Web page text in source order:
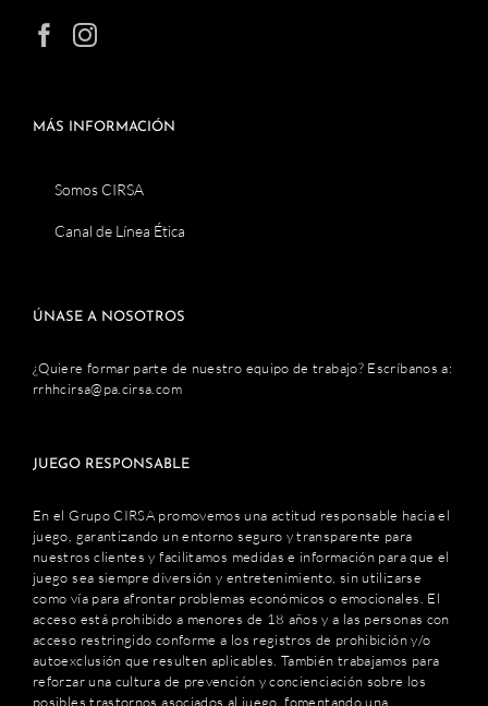
MÁS INFORMACIÓN
Somos CIRSA
Canal de Línea Ética
ÚNASE A NOSOTROS
¿Quiere formar parte de nuestro equipo de trabajo? Escríbanos a:
rrhhcirsa@pa.cirsa.com
JUEGO RESPONSABLE
En el Grupo CIRSA promovemos una actitud responsable hacia el
juego, garantizando un entorno seguro y transparente para
nuestros clientes y facilitamos medidas e información para que el
juego sea siempre diversión y entretenimiento, sin utilizarse
como vía para afrontar problemas económicos o emocionales. El
acceso está prohibido a menores de 18 años y a las personas con
acceso restringido conforme a los registros de prohibición y/o
autoexclusión que resulten aplicables. También trabajamos para
reforzar una cultura de prevención y concienciación sobre los
posibles trastornos asociados al juego, fomentando una